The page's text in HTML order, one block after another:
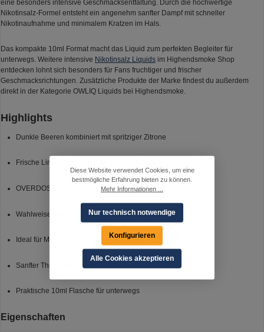
eine besonders intensive Geschmacksentfaltung. Durch die hochwertige
Nikotinsalz-Formel entsteht ein angenehm sanfter Dampf mit schneller
Nikotinaufnahme und minimalem Kratzen im Hals.
Das kompakte 10ml Format macht das Liquid zum perfekten Begleiter für
unterwegs. Weitere intensive Nikotinsalz Liquids im Highendsmoke Shop
entdecken lohnt sich besonders für Fans fruchtiger und frischer
Geschmacksrichtungen. Zusätzliche Produkte der Marke findest du außerdem
direkt in der Kategorie OWLIQ Liquids bei Highendsmoke.
Highlights
Dunkle Beeren kombiniert mit spritziger Zitrone
Frische Limonaden-Note mit Cooling-Effekt
OVERDOSED Formel für intensive Aromaentfaltung
Wahlweise mit 10 mg oder 20 mg Nikotinsalz
Ideal für MTL-Geräte und Pod-Systeme
Sanfter Throat Hit dank hochwertiger Nikotinsalz-Formel
Praktische 10ml Flasche für unterwegs
Eigenschaften
Diese Website verwendet Cookies, um eine
bestmögliche Erfahrung bieten zu können.
Mehr Informationen ...
Nur technisch notwendige
Konfigurieren
Alle Cookies akzeptieren